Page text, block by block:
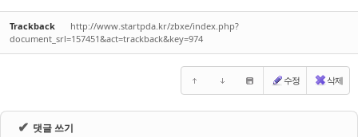
Trackback
http://www.startpda.kr/zbxe/index.php?
document_srl=157451&act=trackback&key=974
수정 삭제
✔ 댓글 쓰기